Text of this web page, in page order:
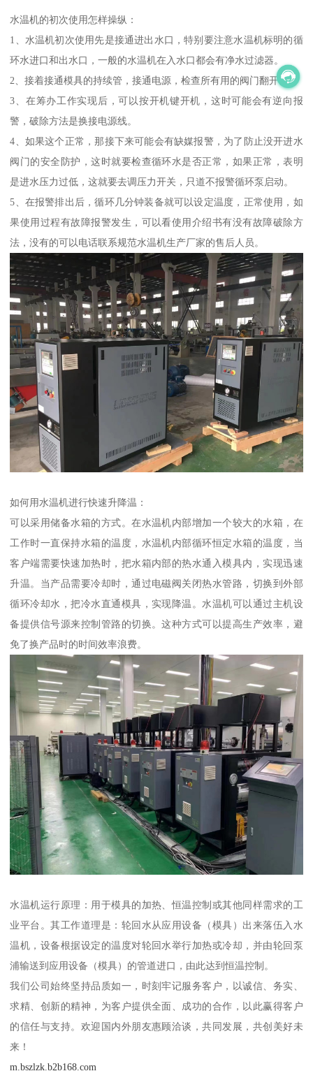
水温机的初次使用怎样操纵：
1、水温机初次使用先是接通进出水口，特别要注意水温机标明的循
环水进口和出水口，一般的水温机在入水口都会有净水过滤器。
2、接着接通模具的持续管，接通电源，检查所有用的阀门翻开。
3、在筹办工作实现后，可以按开机键开机，这时可能会有逆向报
警，破除方法是换接电源线。
4、如果这个正常，那接下来可能会有缺媒报警，为了防止没开进水
阀门的安全防护，这时就要检查循环水是否正常，如果正常，表明
是进水压力过低，这就要去调压力开关，只道不报警循环泵启动。
5、在报警排出后，循环几分钟装备就可以设定温度，正常使用，如
果使用过程有故障报警发生，可以看使用介绍书有没有故障破除方
法，没有的可以电话联系规范水温机生产厂家的售后人员。
如何用水温机进行快速升降温：
可以采用储备水箱的方式。在水温机内部增加一个较大的水箱，在
工作时一直保持水箱的温度，水温机内部循环恒定水箱的温度，当
客户端需要快速加热时，把水箱内部的热水通入模具内，实现迅速
升温。当产品需要冷却时，通过电磁阀关闭热水管路，切换到外部
循环冷却水，把冷水直通模具，实现降温。水温机可以通过主机设
备提供信号源来控制管路的切换。这种方式可以提高生产效率，避
免了换产品时的时间效率浪费。
水温机运行原理：用于模具的加热、恒温控制或其他同样需求的工
业平台。其工作道理是：轮回水从应用设备（模具）出来落伍入水
温机，设备根据设定的温度对轮回水举行加热或冷却，并由轮回泵
浦输送到应用设备（模具）的管道进口，由此达到恒温控制。
我们公司始终坚持品质如一，时刻牢记服务客户，以诚信、务实、
求精、创新的精神，为客户提供全面、成功的合作，以此赢得客户
的信任与支持。欢迎国内外朋友惠顾洽谈，共同发展，共创美好未
来！
m.bszlzk.b2b168.com